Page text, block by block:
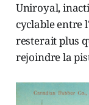
Uniroyal,
cyclable entre
resterait plus
rejoindre la